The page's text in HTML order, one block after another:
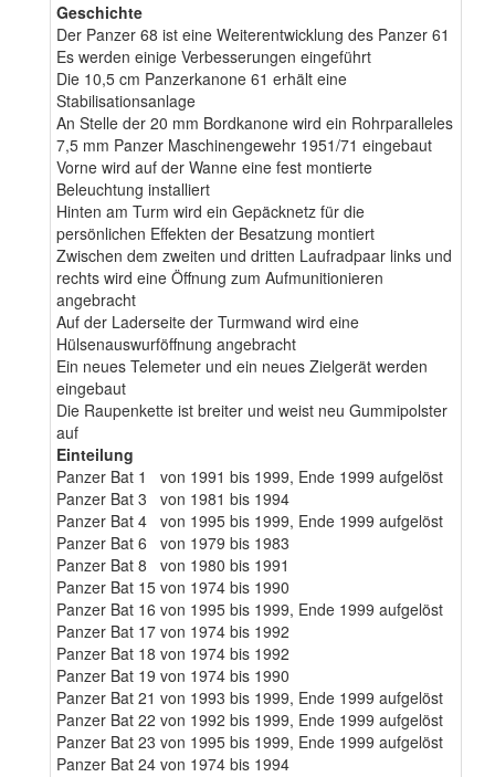
Geschichte
Der Panzer 68 ist eine Weiterentwicklung des Panzer 61
Es werden einige Verbesserungen eingeführt
Die 10,5 cm Panzerkanone 61 erhält eine
Stabilisationsanlage
An Stelle der 20 mm Bordkanone wird ein Rohrparalleles
7,5 mm Panzer Maschinengewehr 1951/71 eingebaut
Vorne wird auf der Wanne eine fest montierte
Beleuchtung installiert
Hinten am Turm wird ein Gepäcknetz für die
persönlichen Effekten der Besatzung montiert
Zwischen dem zweiten und dritten Laufradpaar links und
rechts wird eine Öffnung zum Aufmunitionieren
angebracht
Auf der Laderseite der Turmwand wird eine
Hülsenauswurföffnung angebracht
Ein neues Telemeter und ein neues Zielgerät werden
eingebaut
Die Raupenkette ist breiter und weist neu Gummipolster
auf
Einteilung
Panzer Bat 1 von 1991 bis 1999, Ende 1999 aufgelöst
Panzer Bat 3 von 1981 bis 1994
Panzer Bat 4 von 1995 bis 1999, Ende 1999 aufgelöst
Panzer Bat 6 von 1979 bis 1983
Panzer Bat 8 von 1980 bis 1991
Panzer Bat 15 von 1974 bis 1990
Panzer Bat 16 von 1995 bis 1999, Ende 1999 aufgelöst
Panzer Bat 17 von 1974 bis 1992
Panzer Bat 18 von 1974 bis 1992
Panzer Bat 19 von 1974 bis 1990
Panzer Bat 21 von 1993 bis 1999, Ende 1999 aufgelöst
Panzer Bat 22 von 1992 bis 1999, Ende 1999 aufgelöst
Panzer Bat 23 von 1995 bis 1999, Ende 1999 aufgelöst
Panzer Bat 24 von 1974 bis 1994